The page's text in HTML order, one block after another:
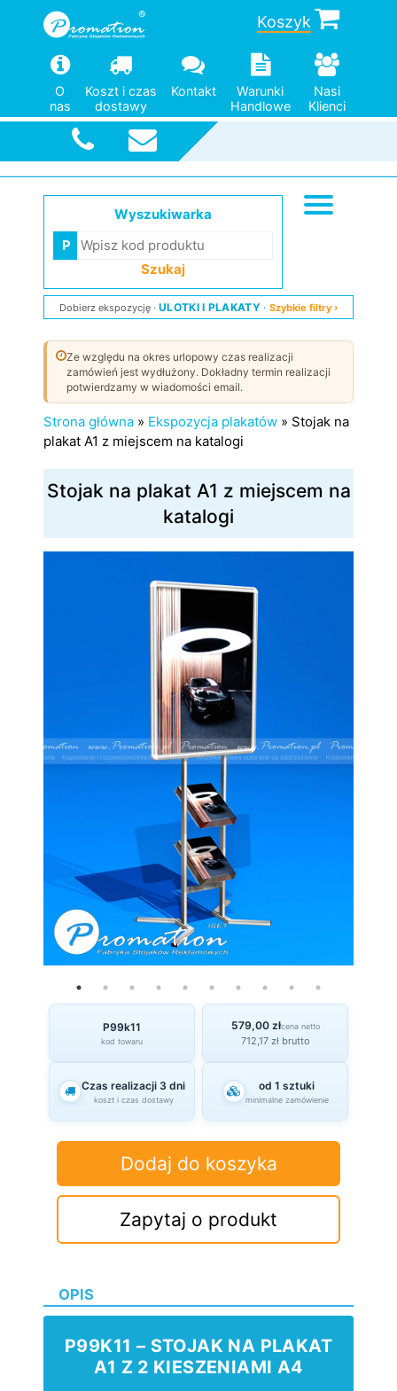
O
nas
Koszt i czas
dostawy
Kontakt
Warunki
Handlowe
Nasi
Klienci
Koszyk
wysyłka
Wyszukiwarka
Szukaj
Dobierz ekspozycję ULOTKI I PLAKATY Szybkie filtry ›
Ze względu na okres urlopowy czas realizacji
zamówień jest wydłużony. Dokładny termin realizacji
potwierdzamy w wiadomości email.
Strona główna » Ekspozycja plakatów » Stojak na
plakat A1 z miejscem na katalogi
Stojak na plakat A1 z miejscem na
katalogi
P99k11
kod towaru
579,00 złcena netto
712,17 zł brutto
Czas realizacji 3 dni
koszt i czas dostawy
od 1 sztuki
minimalne zamówienie
Zapytaj o produkt
Dodaj do koszyka
OPIS
P99K11 – STOJAK NA PLAKAT
A1 Z 2 KIESZENIAMI A4